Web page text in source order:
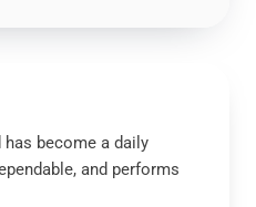
become a daily
and performs